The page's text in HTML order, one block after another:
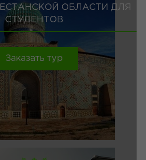
ОБЛАСТИ ДЛЯ
СТУДЕНТОВ
Заказать тур